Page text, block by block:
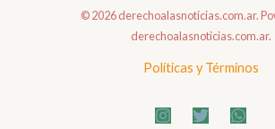
© 2026 derechoalasnoticias.com.ar.
derechoalasnoticias.com.ar.
Políticas y Términos